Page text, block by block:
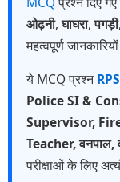
ओढ़नी,घाघरा,पगड़ी,
महत्वपूर्ण
ये MCQ प्रश्न
Police SI &
Supervisor,
Teacher, वनपाल,
परीक्षाओं के लिए